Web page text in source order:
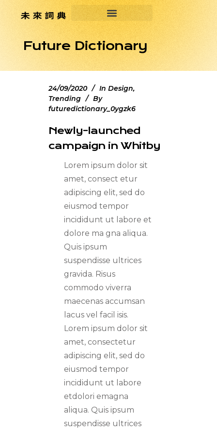
Future Dictionary
24/09/2020 In Design,
Trending
By
futuredictionary_0ygzk6
Newly-launched
campaign in Whitby
Lorem ipsum dolor sit
amet, consect etur
adipiscing elit, sed do
eiusmod tempor
incididunt ut labore et
dolore ma gna aliqua.
Quis ipsum
suspendisse ultrices
gravida. Risus
commodo viverra
maecenas accumsan
lacus vel facil isis.
Lorem ipsum dolor sit
amet, consectetur
adipiscing elit, sed do
eiusmod tempor
incididunt ut labore
etdolori emagna
aliqua. Quis ipsum
suspendisse ultrices